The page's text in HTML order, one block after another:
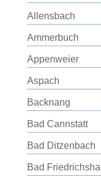
Allensbach
Ammerbuch
Appenweier
Aspach
Backnang
Bad Cannstatt
Bad Ditzenbach
Bad Friedrichshall